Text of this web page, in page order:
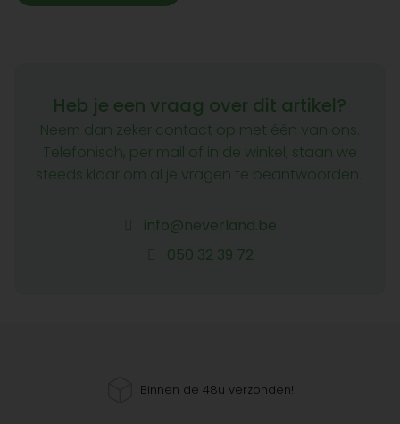
Heb je een vraag over dit artikel?
Neem dan zeker contact op met één van ons.
Telefonisch, per mail of in de winkel, staan we
steeds klaar om al je vragen te beantwoorden.
info@neverland.be
050 32 39 72
Binnen de 48u verzonden!